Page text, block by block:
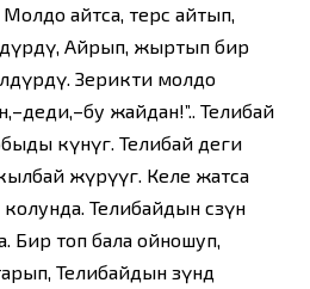
айтса, терс айтып,
Айрып, жыртып бир
Зерикти молдо
жайдан!”.. Телибай
күнүгө. Телибай деги
жүрүүгө. Келе жатса
Телибайдын сөзүнө
Бир топ бала ойношуп,
Телибайдын өзүндө